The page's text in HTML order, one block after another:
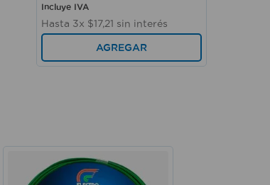
Incluye IVA
Hasta 3x $17,21 sin interés
AGREGAR